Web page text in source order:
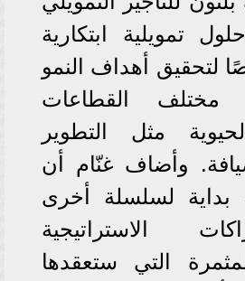
تمويلية ابتكارية
لتحقيق أهداف النمو
مختلف القطاعات
مثل التطوير
وأضاف غنّام أن
بداية لسلسلة أخرى
الاستراتيجية
التي ستعقدها